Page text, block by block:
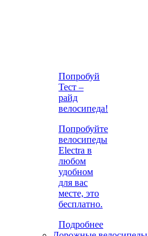
Попробуй
Тест –
райд
велосипеда!
Попробуйте
велосипеды
Electra в
любом
удобном
для вас
месте, это
бесплатно.
Подробнее